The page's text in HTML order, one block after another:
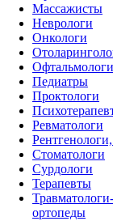
Массажисты
Неврологи
Онкологи
Офтальмологи
Педиатры
Проктологи
Ревматологи
Стоматологи
Сурдологи
Терапевты
Травматологи-
ортопеды